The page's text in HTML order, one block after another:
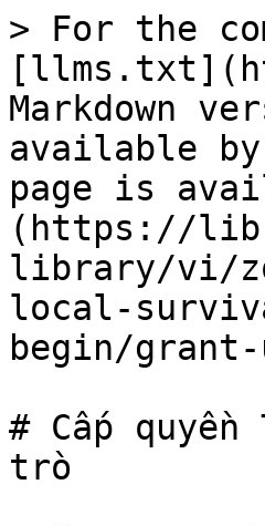
> For the
Markdown
available
page is
(https://
library/vi/
local-
begin/
# Cấp
trò